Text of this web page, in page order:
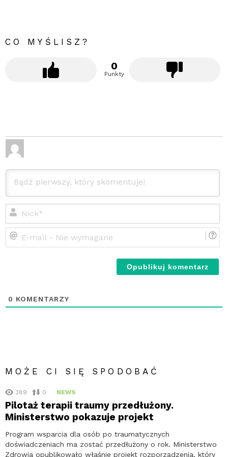
CO MYŚLISZ?
0
Punkty
0 KOMENTARZY
MOŻE CI SIĘ SPODOBAĆ
389 0 NEWS
Pilotaż terapii traumy przedłużony.
Ministerstwo pokazuje projekt
Program wsparcia dla osób po traumatycznych
doświadczeniach ma zostać przedłużony o rok. Ministerstwo
Zdrowia opublikowało właśnie projekt rozporządzenia, który